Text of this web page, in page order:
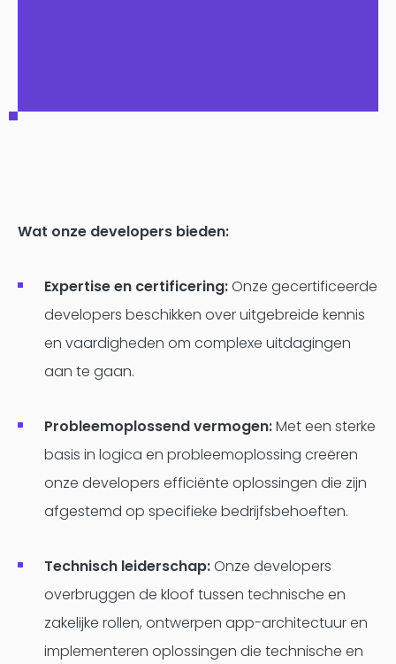
Wat onze developers bieden:
Expertise en certificering:Onze gecertificeerde
developers beschikken over uitgebreide kennis
en vaardigheden om complexe uitdagingen
aan te gaan.
Probleemoplossend vermogen:Met een sterke
basis in logica en probleemoplossing creëren
onze developers efficiënte oplossingen die zijn
afgestemd op specifieke bedrijfsbehoeften.
Technisch leiderschap:Onze developers
overbruggen de kloof tussen technische en
zakelijke rollen, ontwerpen app-architectuur en
implementeren oplossingen die technische en